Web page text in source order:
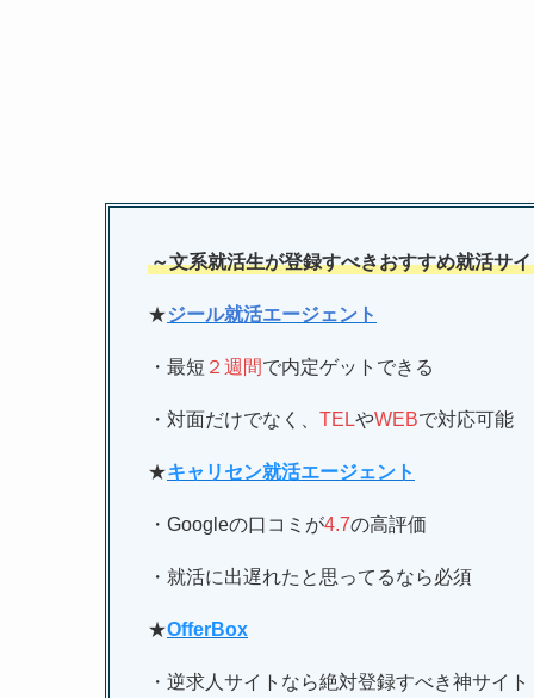
～文系就活生が登録すべきおすすめ就活サ
★ジール就活エージェント
・最短 ２週間で内定ゲットできる
・対面だけでなく、 TELやWEBで対応可能
★キャリセン就活エージェント
・Googleの口コミが4.7の高評価
・就活に出遅れたと思ってるなら必須
★OfferBox
・逆求人サイトなら絶対登録すべき神サイト